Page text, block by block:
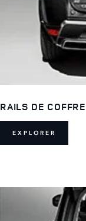
RAILS DE COFFRE
EXPLORER